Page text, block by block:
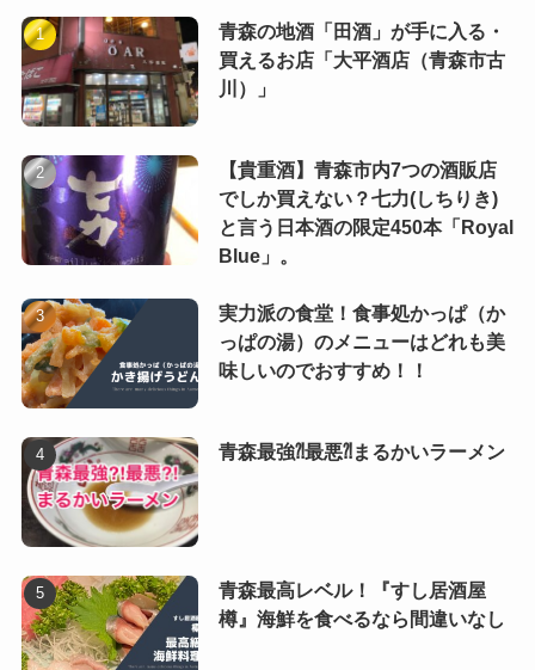
青森の地酒「田酒」が手に入る・
買えるお店「大平酒店（青森市古
川）」
【貴重酒】青森市内7つの酒販店
でしか買えない？七力(しちりき)
と言う日本酒の限定450本「Royal
Blue」。
実力派の食堂！食事処かっぱ（か
っぱの湯）のメニューはどれも美
味しいのでおすすめ！！
青森最強⁈最悪⁈まるかいラーメン
青森最高レベル！『すし居酒屋
樽』海鮮を食べるなら間違いなし